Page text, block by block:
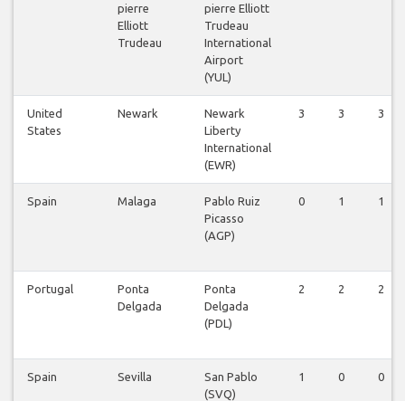
pierre
Elliott
Trudeau
pierre Elliott
Trudeau
International
Airport
(YUL)
United
States
Newark
Newark
Liberty
International
(EWR)
3 3 3
Spain Malaga
Pablo Ruiz
Picasso
(AGP)
0 1 1
Portugal
Ponta
Delgada
Ponta
Delgada
(PDL)
2 2 2
Spain Sevilla
San Pablo
(SVQ)
1 0 0